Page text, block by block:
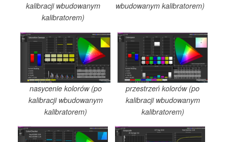
kalibracji wbudowanym
kalibratorem)
wbudowanym kalibratorem)
nasycenie kolorów (po
kalibracji wbudowanym
kalibratorem)
przestrzeń kolorów (po
kalibracji wbudowanym
kalibratorem)